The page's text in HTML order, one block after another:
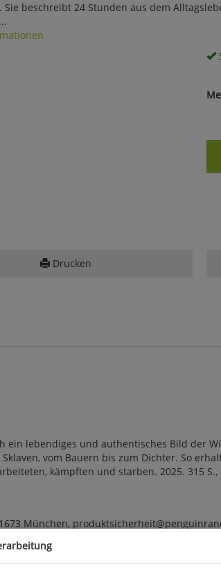
Sie beschreibt 24 Stunden aus dem
Drucken
lebendiges und authentisches Bild der
vom Bauern bis zum Dichter. So
kämpften und starben. 2025. 315 S.,
München,